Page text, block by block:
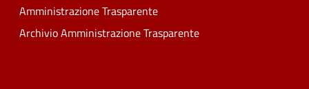
Amministrazione Trasparente
Archivio Amministrazione Trasparente